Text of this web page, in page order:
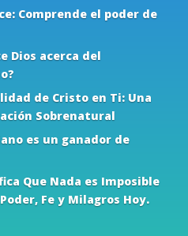
Comprende el poder de
Dios acerca del
de Cristo en Ti: Una
Sobrenatural
es un ganador de
Que Nada es Imposible
Fe y Milagros Hoy.